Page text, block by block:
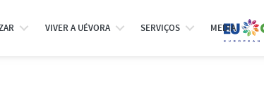
VIVER A UÉVORA SERVIÇOS MEDIA